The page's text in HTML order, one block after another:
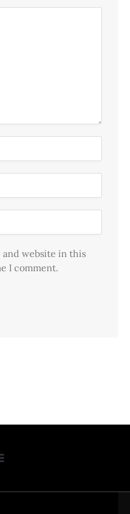
and website in this
I comment.